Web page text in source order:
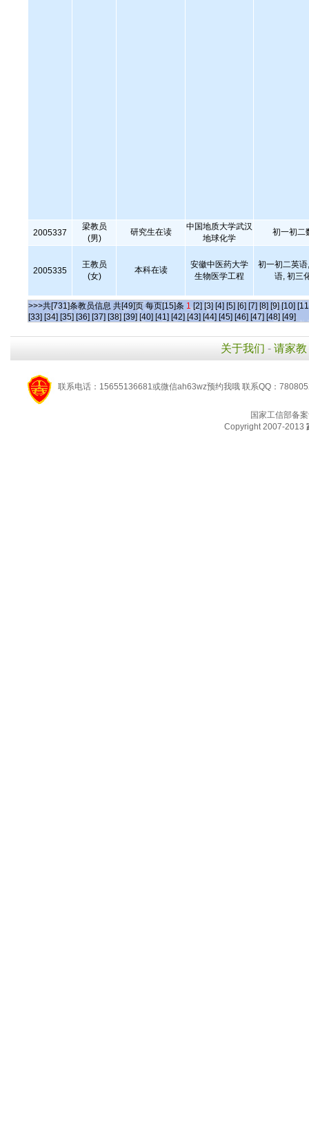
2005337
梁教员
(男)
研究生在读
中国地质大学武汉
地球化学
初一初二
2005335
王教员
(女)
本科在读
安徽中医药大学
生物医学工程
初一初二英
语, 初三
>>>共[731]条教员信息 共[49]页 每页[15]条 1 [2] [3] [4] [5] [6] [7] [8] [9] [10]
[33] [34] [35] [36] [37] [38] [39] [40] [41] [42] [43] [44] [45] [46] [47] [48] [49]
关于我们 - 请家教
联系电话：15655136681或微信ah63wz预约我哦 联系QQ：
国家工信部备
Copyright 2007-2013